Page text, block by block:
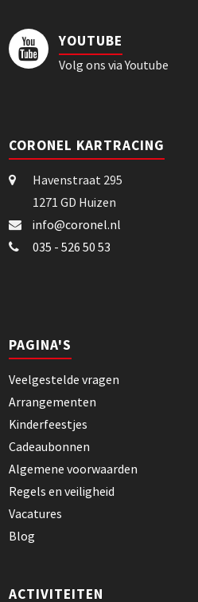
YOUTUBE
Volg ons via Youtube
CORONEL KARTRACING
Havenstraat 295
1271 GD Huizen
info@coronel.nl
035 - 526 50 53
PAGINA'S
Veelgestelde vragen
Arrangementen
Kinderfeestjes
Cadeaubonnen
Algemene voorwaarden
Regels en veiligheid
Vacatures
Blog
ACTIVITEITEN